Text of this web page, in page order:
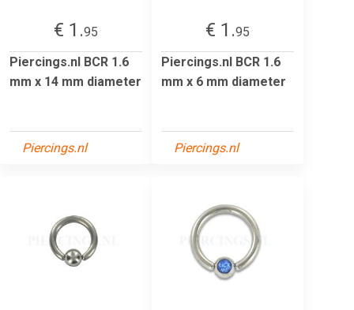
€ 1.95
Piercings.nl BCR 1.6
mm x 14 mm diameter
Piercings.nl
€ 1.95
Piercings.nl BCR 1.6
mm x 6 mm diameter
Piercings.nl